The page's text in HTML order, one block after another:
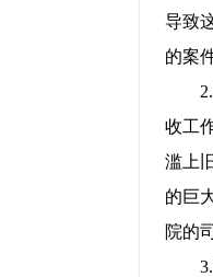
导致
的案
2.平
收工
滥上
的巨
院的
3.强